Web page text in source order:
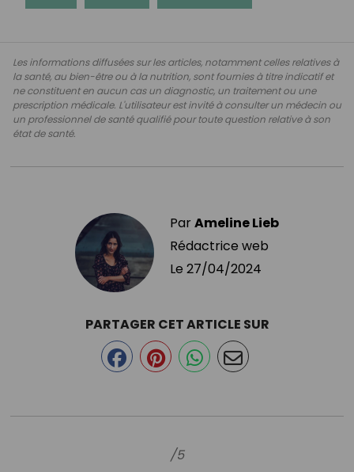
Les informations diffusées sur les articles, notamment celles relatives à
la santé, au bien-être ou à la nutrition, sont fournies à titre indicatif et
ne constituent en aucun cas un diagnostic, un traitement ou une
prescription médicale. L'utilisateur est invité à consulter un médecin ou
un professionnel de santé qualifié pour toute question relative à son
état de santé.
ParAmeline Lieb
Rédactrice web
Le 27/04/2024
/5
PARTAGER CET ARTICLE SUR